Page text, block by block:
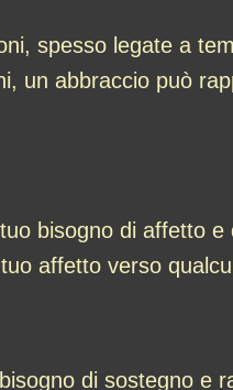
spesso legate a
un abbraccio può
bisogno di affetto
affetto verso
di sostegno e